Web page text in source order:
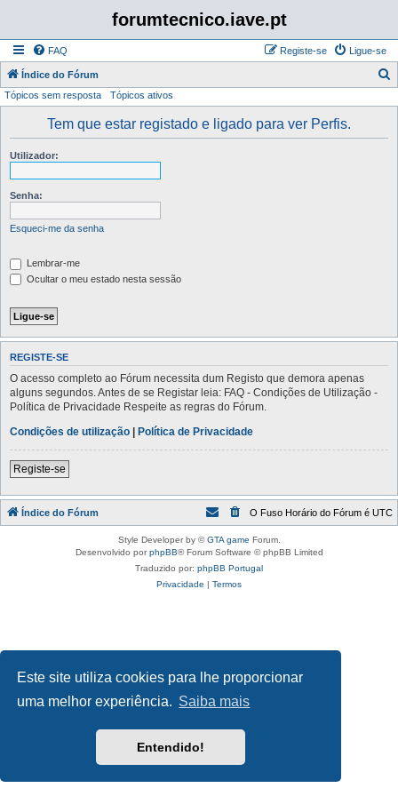
Este site utiliza cookies para lhe proporcionar
uma melhor experiência. Saiba mais
Entendido!
forumtecnico.iave.pt
FAQ Ligue-se
Registe-se
Índice do Fórum
Tópicos sem resposta Tópicos ativos
Tem que estar registado e ligado para ver Perfis.
Utilizador:
Senha:
Esqueci-me da senha
Lembrar-me
Ocultar o meu estado nesta sessão
REGISTE-SE
O acesso completo ao Fórum necessita dum Registo que demora apenas
alguns segundos. Antes de se Registar leia: FAQ - Condições de Utilização -
Política de Privacidade Respeite as regras do Fórum.
Condições de utilização | Política de Privacidade
Registe-se
Índice do Fórum O Fuso Horário do Fórum é UTC
Style Developer by ©GTA game Forum.
Desenvolvido porphpBB® Forum Software © phpBB Limited
Traduzido por: phpBB Portugal
Privacidade | Termos